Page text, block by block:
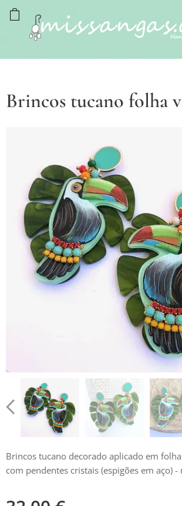
Brincos tucano folha
Brincos tucano decorado aplicado em
com pendentes cristais (espigões em aço) -